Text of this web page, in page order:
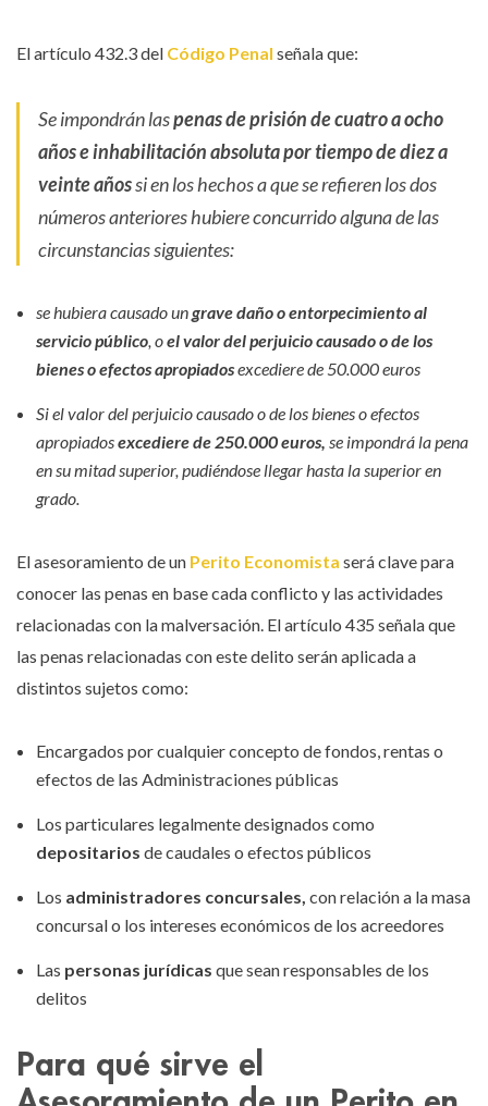
El artículo 432.3 del Código Penal señala que:
Se impondrán laspenas de prisión de cuatro a ocho
años e inhabilitación absoluta por tiempo de diez a
veinte añossi en los hechos a que se refieren los dos
números anteriores hubiere concurrido alguna de las
circunstancias siguientes:
se hubiera causado ungrave daño o entorpecimiento al
servicio público , oel valor del perjuicio causado o de los
bienes o efectos apropiadosexcediere de 50.000 euros
Si el valor del perjuicio causado o de los bienes o efectos
apropiadosexcediere de 250.000 euros, se impondrá la pena
en su mitad superior, pudiéndose llegar hasta la superior en
grado.
El asesoramiento de un Perito Economista será clave para
conocer las penas en base cada conflicto y las actividades
relacionadas con la malversación. El artículo 435 señala que
las penas relacionadas con este delito serán aplicada a
distintos sujetos como:
Encargados por cualquier concepto de fondos, rentas o
efectos de las Administraciones públicas
Los particulares legalmente designados como
depositarios de caudales o efectos públicos
Los administradores concursales, con relación a la masa
concursal o los intereses económicos de los acreedores
Las personas jurídicas que sean responsables de los
delitos
Para qué sirve el